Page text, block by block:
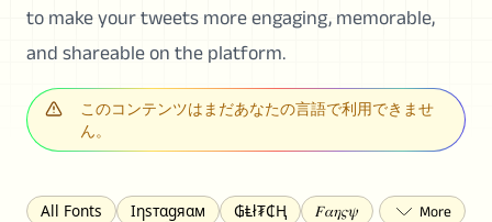
to make your tweets more engaging, memorable,
and shareable on the platform.
このコンテンツはまだあなたの言語で利用できませ
ん。
All Fonts Ιηѕтαgяαм ₲Ⱡł₮₵Ⱨ
𝐹𝛼𝜂𝜍𝜓